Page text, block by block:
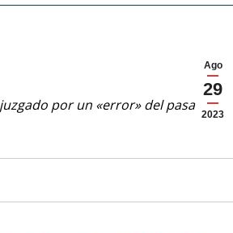
Ago
29
2023
por un «error» del pasado y